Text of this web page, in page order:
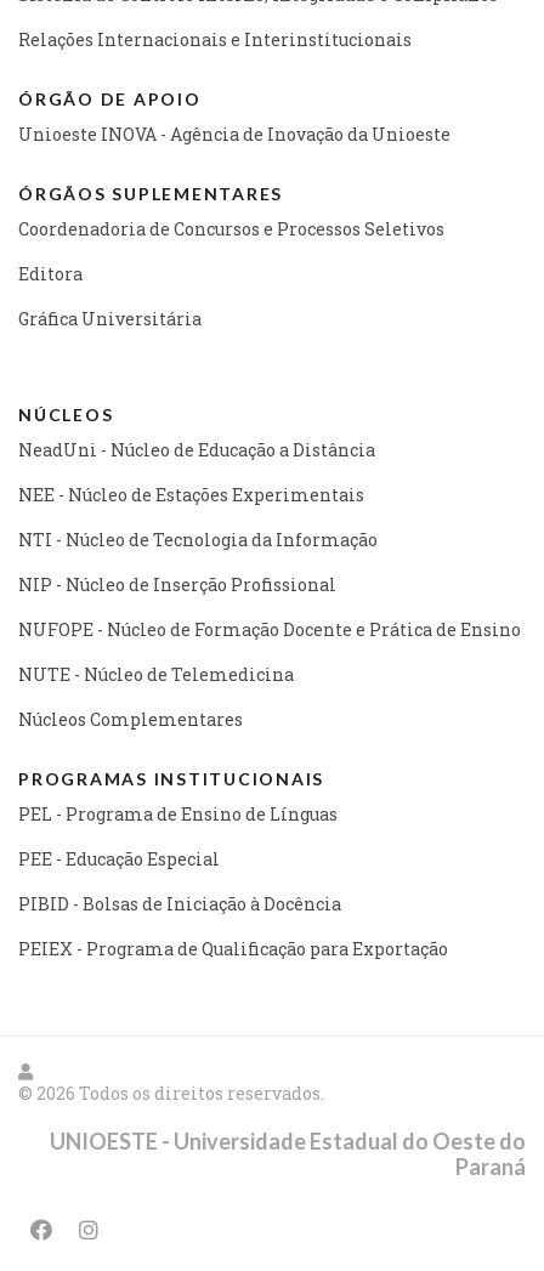
Relações Internacionais e Interinstitucionais
ÓRGÃO DE APOIO
Unioeste INOVA - Agência de Inovação da Unioeste
ÓRGÃOS SUPLEMENTARES
Coordenadoria de Concursos e Processos Seletivos
Editora
Gráfica Universitária
NÚCLEOS
NeadUni - Núcleo de Educação a Distância
NEE - Núcleo de Estações Experimentais
NTI - Núcleo de Tecnologia da Informação
NIP - Núcleo de Inserção Profissional
NUFOPE - Núcleo de Formação Docente e Prática de Ensino
NUTE - Núcleo de Telemedicina
Núcleos Complementares
PROGRAMAS INSTITUCIONAIS
PEL - Programa de Ensino de Línguas
PEE - Educação Especial
PIBID - Bolsas de Iniciação à Docência
PEIEX - Programa de Qualificação para Exportação
© 2026 Todos os direitos reservados.
UNIOESTE - Universidade Estadual do Oeste do
Paraná